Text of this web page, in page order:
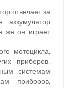
отвечает за
аккумулятор
же он играет
мотоцикла,
приборов.
системам
приборов,